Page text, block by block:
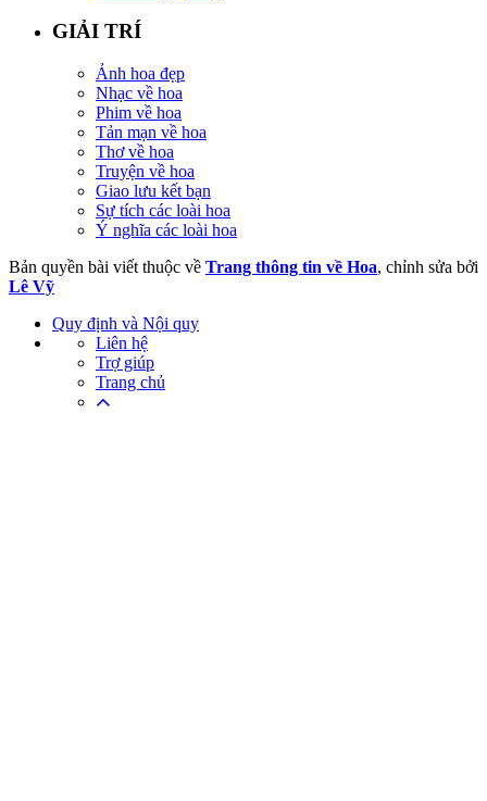
GIẢI TRÍ
Ảnh hoa đẹp
Nhạc về hoa
Phim về hoa
Tản mạn về hoa
Thơ về hoa
Truyện về hoa
Giao lưu kết bạn
Sự tích các loài hoa
Ý nghĩa các loài hoa
Bản quyền bài viết thuộc về Trang thông tin về Hoa, chỉnh sửa bởi
Lê Vỹ
Quy định và Nội quy
Liên hệ
Trợ giúp
Trang chủ